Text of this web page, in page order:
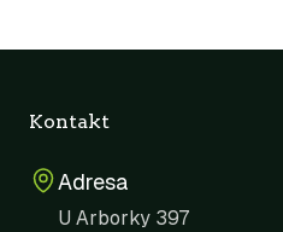
Kontakt
Adresa
U Arborky 397